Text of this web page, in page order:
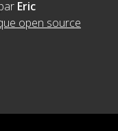
Eric
open source